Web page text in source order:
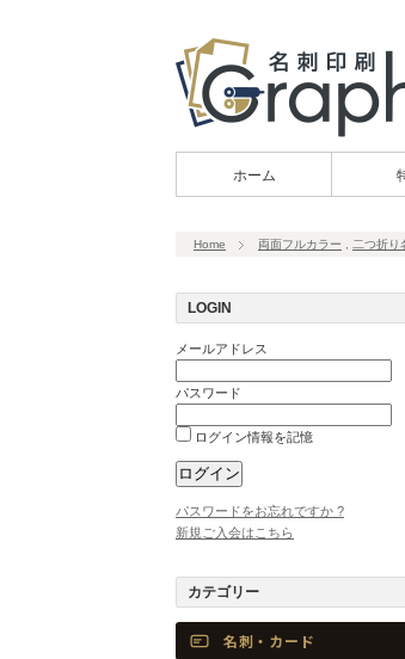
ホーム
Home 両面フルカラー 二つ折り
LOGIN
メールアドレス
パスワード
ログイン情報を記憶
パスワードをお忘れですか ?
新規ご入会はこちら
カテゴリー
名刺・カード